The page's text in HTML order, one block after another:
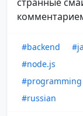
#backend
#node.js
#programming
#russian